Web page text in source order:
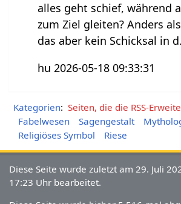
alles geht schief, während
zum Ziel gleiten? Anders
das aber kein Schicksal in
hu 2026-05-18 09:33:31
Kategorien: Seiten, die die RSS-
Fabelwesen
Sagengestalt
Religiöses Symbol
Riese
Diese Seite wurde zuletzt am 29. Juli
17:23 Uhr bearbeitet.